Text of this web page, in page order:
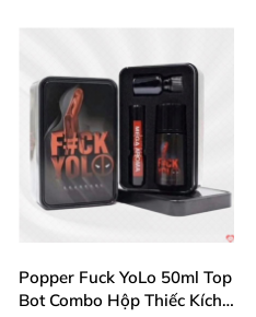
Popper Fuck YoLo 50ml Top
Bot Combo Hộp Thiếc Kích